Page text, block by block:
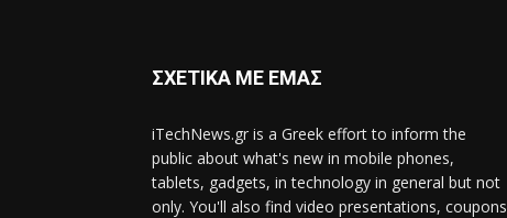
ΣΧΕΤΙΚΑ ΜΕ ΕΜΑΣ
iTechNews.gr is a Greek effort to inform the
public about what's new in mobile phones,
tablets, gadgets, in technology in general but not
only. You'll also find video presentations, coupons